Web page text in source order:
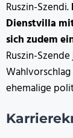
Ruszin-Szendi.
Dienstvilla
sich zudem
Ruszin-
ehemalige